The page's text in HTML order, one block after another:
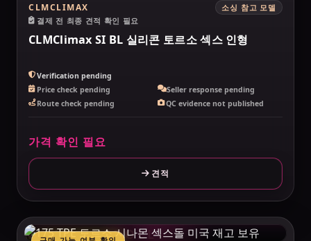
CLMCLIMAX
소싱 참고 모델
결제 전 최종 견적 확인 필요
CLMClimax SI BL 실리콘 토르소 섹스 인형
Verification pending
Price check pending
Seller response pending
Route check pending
QC evidence not published
가격 확인 필요
견적
MAKELOVEDOLL